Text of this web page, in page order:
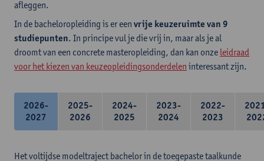
afleggen.
In de bacheloropleiding is er een vrije keuzeruimte van 9
studiepunten. In principe vul je die vrij in, maar als je al
droomt van een concrete masteropleiding, dan kan onze leidraad
voor het kiezen van keuzeopleidingsonderdelen interessant zijn.
2026-
2027
2025-
2026
2024-
2025
2023-
2024
2022-
2023
Het voltijdse modeltraject bachelor in de toegepaste taalkunde